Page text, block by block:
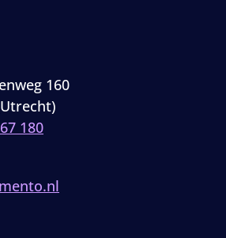
160
180